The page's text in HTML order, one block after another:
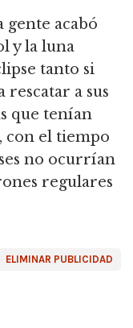
gente acabó
y la luna
tanto si
a sus
que tenían
con el tiempo
no ocurrían
regulares
ELIMINAR PUBLICIDAD